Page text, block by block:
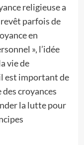
religieuse a
parfois de
en
», l’idée
vie de
est important de
croyances
la lutte pour